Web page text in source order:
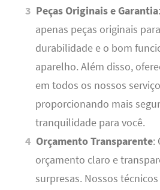
Peças Originais e Garantia
apenas peças originais
durabilidade e o bom
aparelho. Além disso,
em todos os nossos
proporcionando mais
tranquilidade para você.
Orçamento Transparente:
orçamento claro e
surpresas. Nossos